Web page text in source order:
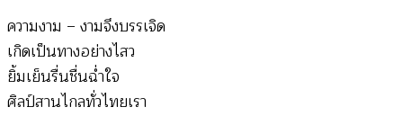
ความงาม – งามจึงบรรเจิด
เกิดเป็นทางอย่างไสว
ยิ้มเย็นรื่นชื่นฉ่ำใจ
ศิลป์สานไกลทั่วไทยเรา